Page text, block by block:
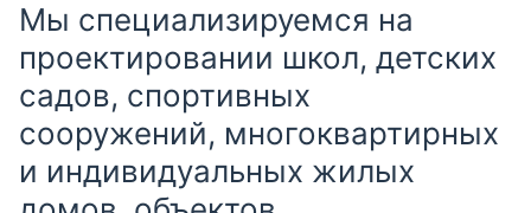
Мы специализируемся на
проектировании школ, детских
садов, спортивных
сооружений, многоквартирных
и индивидуальных жилых